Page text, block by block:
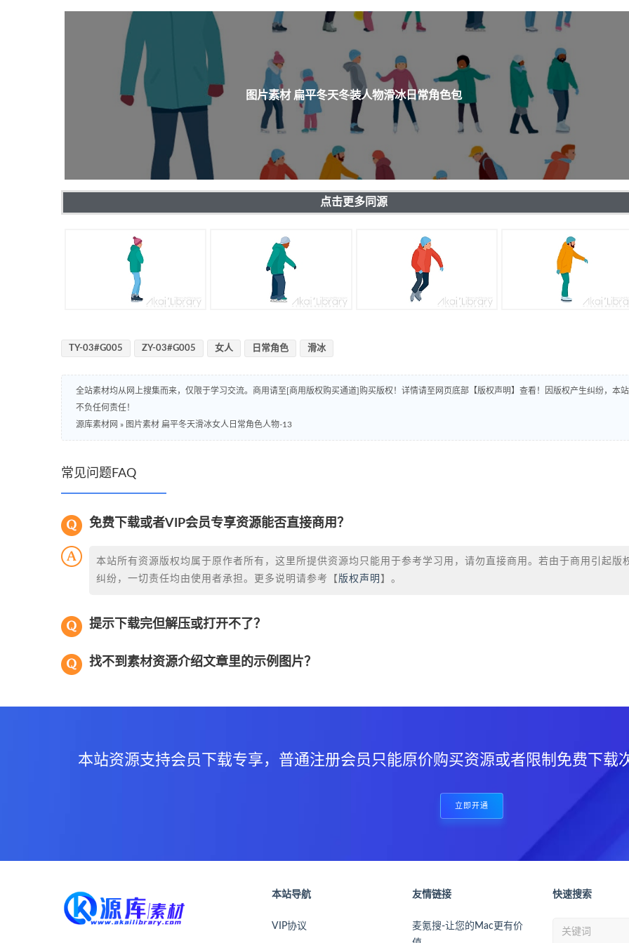
图片素材 扁平冬天冬装人物滑冰日常角色包
点击更多同源
TY-03#G005 ZY-03#G005 女人 日常角色 滑冰
全站素材均从网上搜集而来，仅限于学习交流。商用请至[商用版权购买通道]购买版权！详情请至网页底部【版权声明】查看！因版权产生纠纷，本站
不负任何责任！
源库素材网 » 图片素材 扁平冬天滑冰女人日常角色人物-13
常见问题FAQ
免费下载或者VIP会员专享资源能否直接商用？
本站所有资源版权均属于原作者所有，这里所提供资源均只能用于参考学习用，请勿直接商用。若由于商用引起版
纠纷，一切责任均由使用者承担。更多说明请参考【 版权声明 】。
提示下载完但解压或打开不了？
找不到素材资源介绍文章里的示例图片？
本站资源支持会员下载专享，普通注册会员只能原价购买资源或者限制免费下载
立即开通
本站导航
VIP协议
友情链接
麦氪搜-让您的Mac更有价
快速搜索